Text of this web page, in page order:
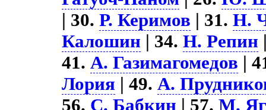
| 30.Р. Керимов | 31.Н.
Калошин | 34.Н. Репин
41.А. Газимагомедов |
Лория | 49.А.
56. С. Бабкин | 57.М.